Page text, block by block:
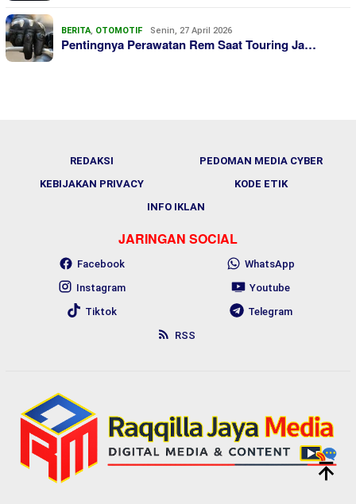
BERITA, OTOMOTIF Senin, 27 April 2026
Pentingnya Perawatan Rem Saat Touring Ja…
REDAKSI
PEDOMAN MEDIA CYBER
KEBIJAKAN PRIVACY
KODE ETIK
INFO IKLAN
JARINGAN SOCIAL
Facebook
WhatsApp
Instagram
Youtube
Tiktok
Telegram
RSS